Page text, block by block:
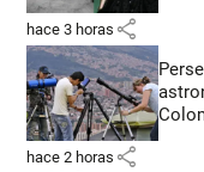
hace 3 horas share
hace 2 horas share